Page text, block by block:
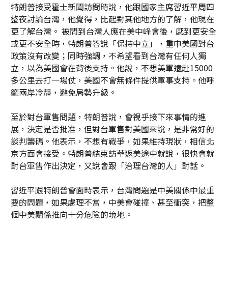
特朗普接受霍士新聞訪問時說，他跟國家主席習近平周四
整夜討論台灣，他覺得，比起對其他地方的了解，他現在
更了解台灣。 被問到台灣人應在美中峰會後，感到更安全
或更不安全時，特朗普答說「保持中立」，重申美國對台
政策沒有改變；同時強調，不希望看到台灣有任何人獨
立，以為美國會在背後支持。他說，不想美軍遠赴15000
多公里去打一場仗，美國不會無條件提供軍事支持。他呼
籲兩岸冷靜，避免局勢升級。
至於對台軍售問題，特朗普說，會視乎接下來事情的進
展，決定是否批准，但對台軍售對美國來說，是非常好的
談判籌碼。他表示，不想有戰爭，如果維持現狀，相信北
京方面會接受。特朗普結束訪華返美途中就說，很快會就
對台軍售作出決定，又說會跟「治理台灣的人」對話。
習近平跟特朗普會面時表示，台灣問題是中美關係中最重
要的問題，如果處理不當，中美會碰撞、甚至衝突，把整
個中美關係推向十分危險的境地。